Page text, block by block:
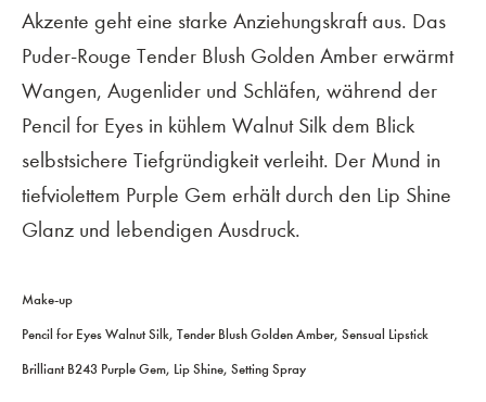
Akzente geht eine starke Anziehungskraft aus. Das
Puder-Rouge Tender Blush Golden Amber erwärmt
Wangen, Augenlider und Schläfen, während der
Pencil for Eyes in kühlem Walnut Silk dem Blick
selbstsichere Tiefgründigkeit verleiht. Der Mund in
tiefviolettem Purple Gem erhält durch den Lip Shine
Glanz und lebendigen Ausdruck.
Make-up
Pencil for Eyes Walnut Silk, Tender Blush Golden Amber, Sensual Lipstick
Brilliant B243 Purple Gem, Lip Shine, Setting Spray